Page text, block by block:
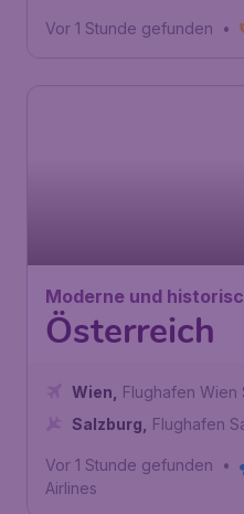
Vor 1 Stunde gefunden •
Moderne und
Österreich
Wien
Flughafen Wien
Salzburg
Flughafen
Vor 1 Stunde gefunden •
Airlines